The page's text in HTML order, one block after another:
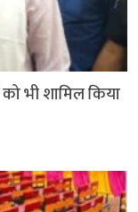
भी शामिल किया